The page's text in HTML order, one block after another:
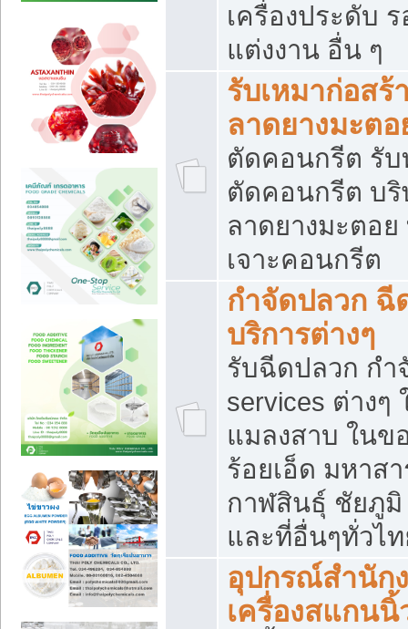
เครื่องประดับ ร
แต่งงาน อื่น ๆ
รับเหมาก่อส
ลาดยางมะต
ตัดคอนกรีต รับ
ตัดคอนกรีต บริ
ลาดยางมะตอ
เจาะคอนกรีต
กำจัดปลวก ฉี
บริการต่างๆ
รับฉีดปลวก กำ
services ต่าง
แมลงสาบ ใน
ร้อยเอ็ด มหาส
กาฬสินธุ์ ชัยภู
และที่อื่นๆทั่วไ
อุปกรณ์สำนัก
เครื่องสแกนนิ้